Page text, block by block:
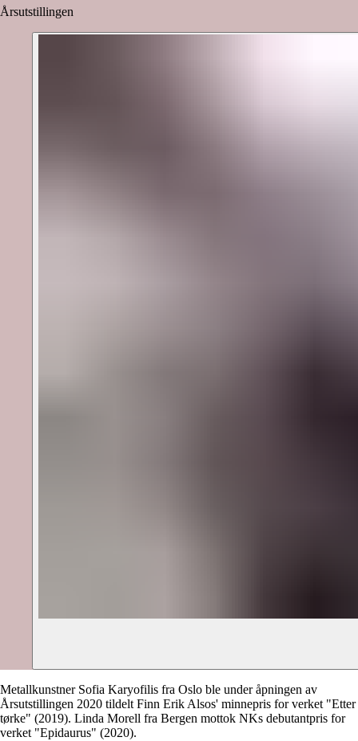
Årsutstillingen
Metallkunstner Sofia Karyofilis fra Oslo ble under åpningen av
Årsutstillingen 2020 tildelt Finn Erik Alsos' minnepris for verket "Etter
tørke" (2019). Linda Morell fra Bergen mottok NKs debutantpris for
verket "Epidaurus" (2020).